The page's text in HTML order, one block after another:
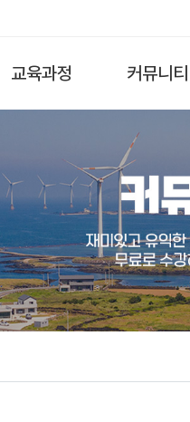
교육과정
해양과학·환경
해양영토·역사
해양산업
해양문화
해양진로
커뮤니티
수강후기
자유게시판